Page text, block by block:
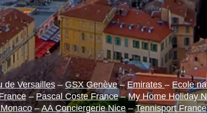
de Versailles – GSX Genève– Emirates – Ecole
–Pascal Coste France–My Home Holiday
–AA Conciergerie Nice–Tennisport France